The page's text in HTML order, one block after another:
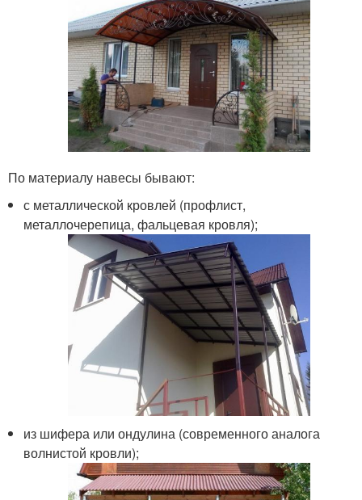
По материалу навесы бывают:
с металлической кровлей (профлист,
металлочерепица, фальцевая кровля);
из шифера или ондулина (современного аналога
волнистой кровли);